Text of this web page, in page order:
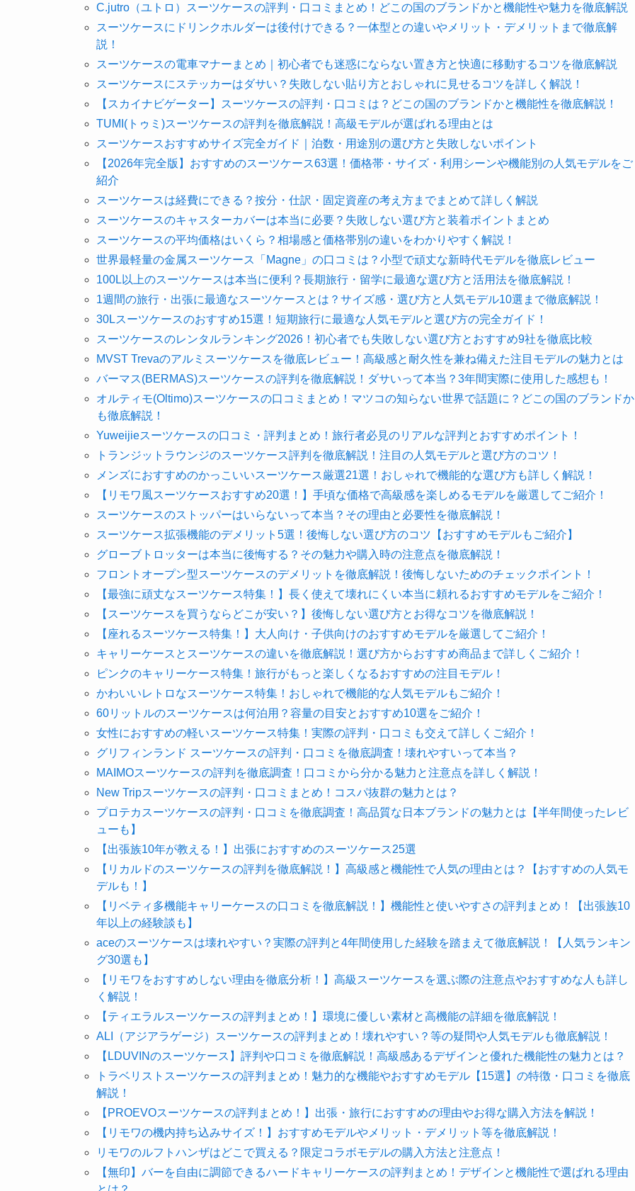
C.jutro（ユトロ）スーツケースの評判・口コミまとめ！どこの国のブランドかと機能性や魅力を徹底解説
スーツケースにドリンクホルダーは後付けできる？一体型との違いやメリット・デメリットまで徹底解
説！
スーツケースの電車マナーまとめ｜初心者でも迷惑にならない置き方と快適に移動するコツを徹底解説
スーツケースにステッカーはダサい？失敗しない貼り方とおしゃれに見せるコツを詳しく解説！
【スカイナビゲーター】スーツケースの評判・口コミは？どこの国のブランドかと機能性を徹底解説！
TUMI(トゥミ)スーツケースの評判を徹底解説！高級モデルが選ばれる理由とは
スーツケースおすすめサイズ完全ガイド｜泊数・用途別の選び方と失敗しないポイント
【2026年完全版】おすすめのスーツケース63選！価格帯・サイズ・利用シーンや機能別の人気モデルをご
紹介
スーツケースは経費にできる？按分・仕訳・固定資産の考え方までまとめて詳しく解説
スーツケースのキャスターカバーは本当に必要？失敗しない選び方と装着ポイントまとめ
スーツケースの平均価格はいくら？相場感と価格帯別の違いをわかりやすく解説！
世界最軽量の金属スーツケース「Magne」の口コミは？小型で頑丈な新時代モデルを徹底レビュー
100L以上のスーツケースは本当に便利？長期旅行・留学に最適な選び方と活用法を徹底解説！
1週間の旅行・出張に最適なスーツケースとは？サイズ感・選び方と人気モデル10選まで徹底解説！
30Lスーツケースのおすすめ15選！短期旅行に最適な人気モデルと選び方の完全ガイド！
スーツケースのレンタルランキング2026！初心者でも失敗しない選び方とおすすめ9社を徹底比較
MVST Trevaのアルミスーツケースを徹底レビュー！高級感と耐久性を兼ね備えた注目モデルの魅力とは
バーマス(BERMAS)スーツケースの評判を徹底解説！ダサいって本当？3年間実際に使用した感想も！
オルティモ(Oltimo)スーツケースの口コミまとめ！マツコの知らない世界で話題に？どこの国のブランドか
も徹底解説！
Yuweijieスーツケースの口コミ・評判まとめ！旅行者必見のリアルな評判とおすすめポイント！
トランジットラウンジのスーツケース評判を徹底解説！注目の人気モデルと選び方のコツ！
メンズにおすすめのかっこいいスーツケース厳選21選！おしゃれで機能的な選び方も詳しく解説！
【リモワ風スーツケースおすすめ20選！】手頃な価格で高級感を楽しめるモデルを厳選してご紹介！
スーツケースのストッパーはいらないって本当？その理由と必要性を徹底解説！
スーツケース拡張機能のデメリット5選！後悔しない選び方のコツ【おすすめモデルもご紹介】
グローブトロッターは本当に後悔する？その魅力や購入時の注意点を徹底解説！
フロントオープン型スーツケースのデメリットを徹底解説！後悔しないためのチェックポイント！
【最強に頑丈なスーツケース特集！】長く使えて壊れにくい本当に頼れるおすすめモデルをご紹介！
【スーツケースを買うならどこが安い？】後悔しない選び方とお得なコツを徹底解説！
【座れるスーツケース特集！】大人向け・子供向けのおすすめモデルを厳選してご紹介！
キャリーケースとスーツケースの違いを徹底解説！選び方からおすすめ商品まで詳しくご紹介！
ピンクのキャリーケース特集！旅行がもっと楽しくなるおすすめの注目モデル！
かわいいレトロなスーツケース特集！おしゃれで機能的な人気モデルもご紹介！
60リットルのスーツケースは何泊用？容量の目安とおすすめ10選をご紹介！
女性におすすめの軽いスーツケース特集！実際の評判・口コミも交えて詳しくご紹介！
グリフィンランド スーツケースの評判・口コミを徹底調査！壊れやすいって本当？
MAIMOスーツケースの評判を徹底調査！口コミから分かる魅力と注意点を詳しく解説！
New Tripスーツケースの評判・口コミまとめ！コスパ抜群の魅力とは？
プロテカスーツケースの評判・口コミを徹底調査！高品質な日本ブランドの魅力とは【半年間使ったレビ
ューも】
【出張族10年が教える！】出張におすすめのスーツケース25選
【リカルドのスーツケースの評判を徹底解説！】高級感と機能性で人気の理由とは？【おすすめの人気モ
デルも！】
【リベティ多機能キャリーケースの口コミを徹底解説！】機能性と使いやすさの評判まとめ！【出張族10
年以上の経験談も】
aceのスーツケースは壊れやすい？実際の評判と4年間使用した経験を踏まえて徹底解説！【人気ランキン
グ30選も】
【リモワをおすすめしない理由を徹底分析！】高級スーツケースを選ぶ際の注意点やおすすめな人も詳し
く解説！
【ティエラルスーツケースの評判まとめ！】環境に優しい素材と高機能の詳細を徹底解説！
ALI（アジアラゲージ）スーツケースの評判まとめ！壊れやすい？等の疑問や人気モデルも徹底解説！
【LDUVINのスーツケース】評判や口コミを徹底解説！高級感あるデザインと優れた機能性の魅力とは？
トラベリストスーツケースの評判まとめ！魅力的な機能やおすすめモデル【15選】の特徴・口コミを徹底
解説！
【PROEVOスーツケースの評判まとめ！】出張・旅行におすすめの理由やお得な購入方法を解説！
【リモワの機内持ち込みサイズ！】おすすめモデルやメリット・デメリット等を徹底解説！
リモワのルフトハンザはどこで買える？限定コラボモデルの購入方法と注意点！
【無印】バーを自由に調節できるハードキャリーケースの評判まとめ！デザインと機能性で選ばれる理由